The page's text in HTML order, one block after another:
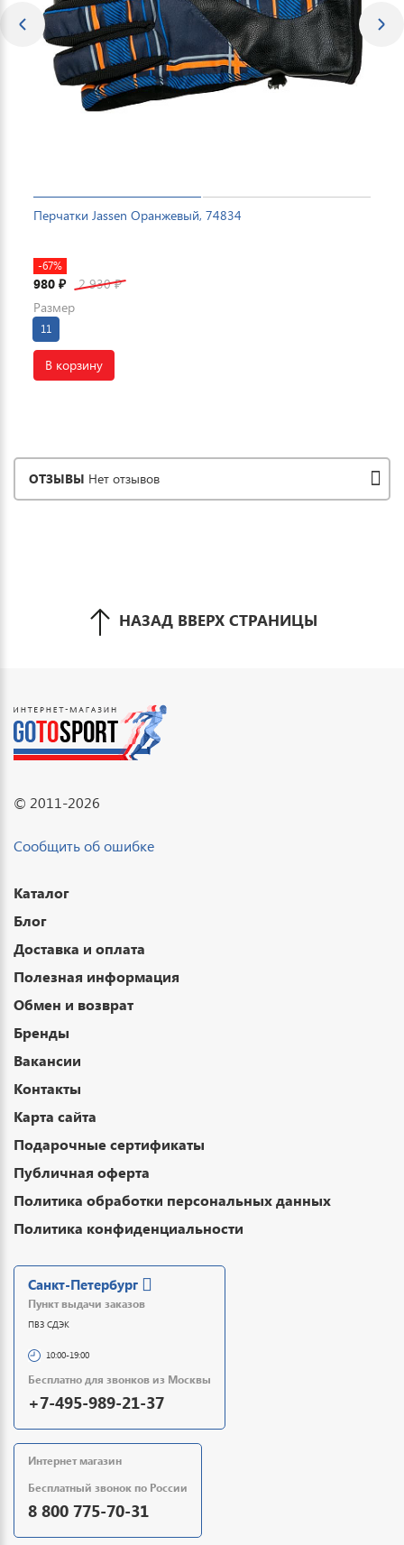
Перчатки Jassen Оранжевый, 74834
-67%
980 ₽ 2 930₽
Размер
11
В корзину
ОТЗЫВЫ Нет отзывов
НАЗАД ВВЕРХ СТРАНИЦЫ
© 2011-2026
Сообщить об ошибке
Каталог
Блог
Доставка и оплата
Полезная информация
Обмен и возврат
Бренды
Вакансии
Контакты
Карта сайта
Подарочные сертификаты
Публичная оферта
Политика обработки персональных данных
Политика конфиденциальности
Санкт-Петербург
Пункт выдачи заказов
ПВЗ СДЭК
10:00-19:00
Бесплатно для звонков из Москвы
+7-495-989-21-37
Интернет магазин
Бесплатный звонок по России
8 800 775-70-31